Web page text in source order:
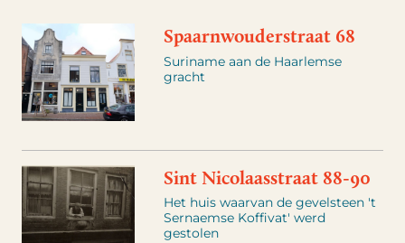
Spaarnwouderstraat 68
Suriname aan de Haarlemse
gracht
Sint Nicolaasstraat 88-90
Het huis waarvan de gevelsteen 't
Sernaemse Koffivat' werd
gestolen